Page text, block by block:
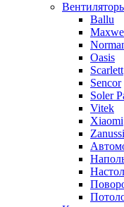
Ballu
Oasis
Scarlett
Sencor
Soler
Vitek
Xiaomi
Zanussi